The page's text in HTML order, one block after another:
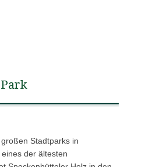
Stadtparks in
der ältesten